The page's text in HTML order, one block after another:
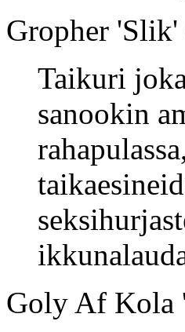
Gropher 'Slik'
Taikuri
sanookin
Goly Af Kola